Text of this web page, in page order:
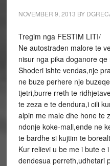
NOVEMBER 9, 2013 BY
Tregim nga FESTIM LITI/
Ne autostraden malore te
nisur nga pika doganore
Shoderi ishte vendas,nje
ne buze perhere nje
tjetri,burre rreth te
te zeza e te dendura,i cili
alpin me male dhe hone te
ndonje koke-mali,ende ne
te bardhe si kujtim te
Kur relievi u be me i bute e
dendesua perreth,udhetari